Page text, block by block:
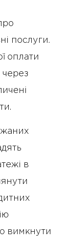
послуги.
оплати
в
вимкнути